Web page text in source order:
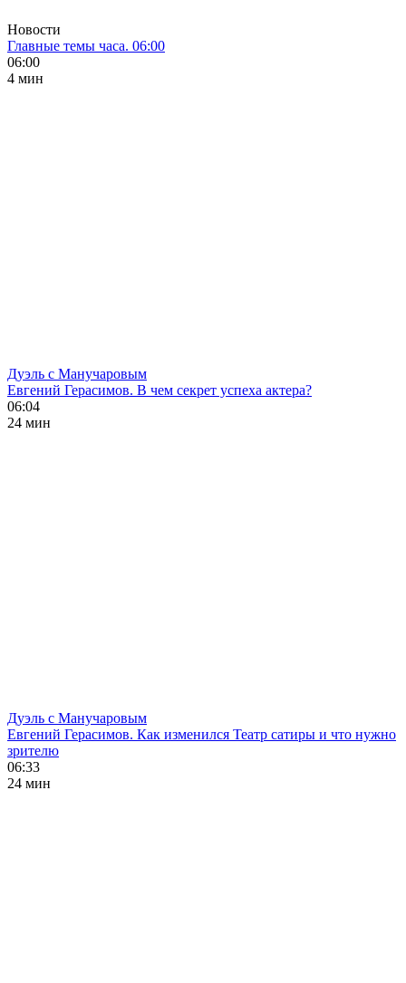
Новости
Главные темы часа. 06:00
06:00
4 мин
Дуэль с Манучаровым
Евгений Герасимов. В чем секрет успеха актера?
06:04
24 мин
Дуэль с Манучаровым
Евгений Герасимов. Как изменился Театр сатиры и что нужно
зрителю
06:33
24 мин